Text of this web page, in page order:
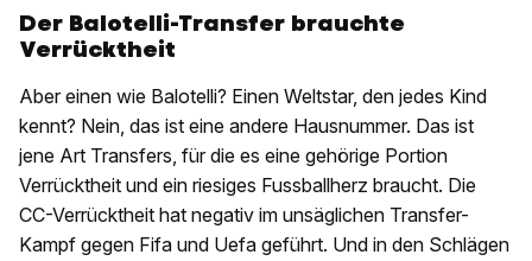
Der Balotelli-Transfer brauchte
Verrücktheit
Aber einen wie Balotelli? Einen Weltstar, den jedes Kind
kennt? Nein, das ist eine andere Hausnummer. Das ist
jene Art Transfers, für die es eine gehörige Portion
Verrücktheit und ein riesiges Fussballherz braucht. Die
CC-Verrücktheit hat negativ im unsäglichen Transfer-
Kampf gegen Fifa und Uefa geführt. Und in den Schlägen